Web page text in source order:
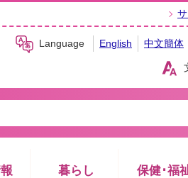
Language English 中文簡体
暮らし 保健･福